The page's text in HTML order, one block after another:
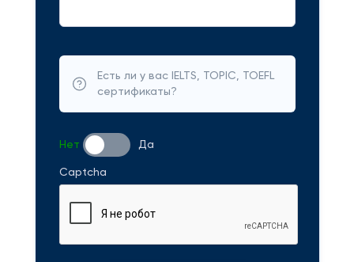
Есть ли у вас IELTS, TOPIC, TOEFL
сертификаты?
Нет Да
Captcha